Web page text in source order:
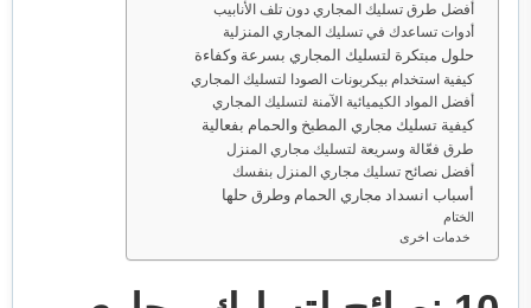
أفضل طرق تسليك المجاري دون تلف الأنابيب
أدوات تساعدك في تسليك المجاري المنزلية
حلول مبتكرة لتسليك المجاري بسرعة وكفاءة
كيفية استخدام بيكربونات الصودا لتسليك المجاري
أفضل المواد الكيميائية الآمنة لتسليك المجاري
كيفية تسليك مجاري المطبخ والحمام بفعالية
طرق فعّالة وسريعة لتسليك مجاري المنزل
أفضل نصائح تسليك مجاري المنزل بنفسك
أسباب انسداد مجاري الحمام وطرق حلها
الختام
خدمات اخرى